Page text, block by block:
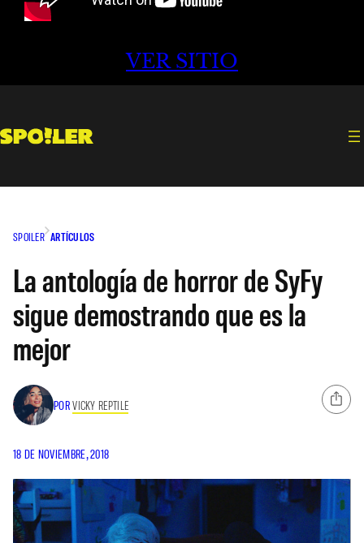
VER SITIO
SPOILER ARTÍCULOS
La antología de horror de SyFy
sigue demostrando que es la
mejor
PORVICKY REPTILE
18 DE NOVIEMBRE, 2018